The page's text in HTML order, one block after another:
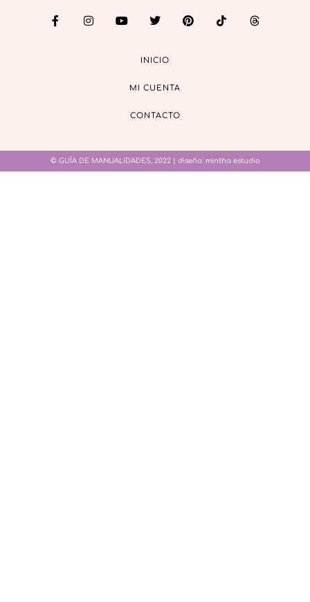
INICIO
MI CUENTA
CONTACTO
© GUÍA DE MANUALIDADES, 2022 | diseño: mintha estudio